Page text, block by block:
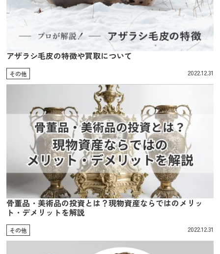
アザラシ毛皮の特徴や買取について
その他 2022.12.31
骨董品・美術品の投資とは？現物資産ならではのメリッ
ト・デメリットを解説
その他 2022.12.31